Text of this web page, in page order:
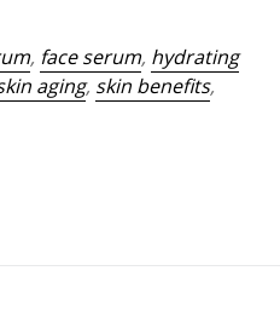
, face serum, hydrating
aging, skin benefits,